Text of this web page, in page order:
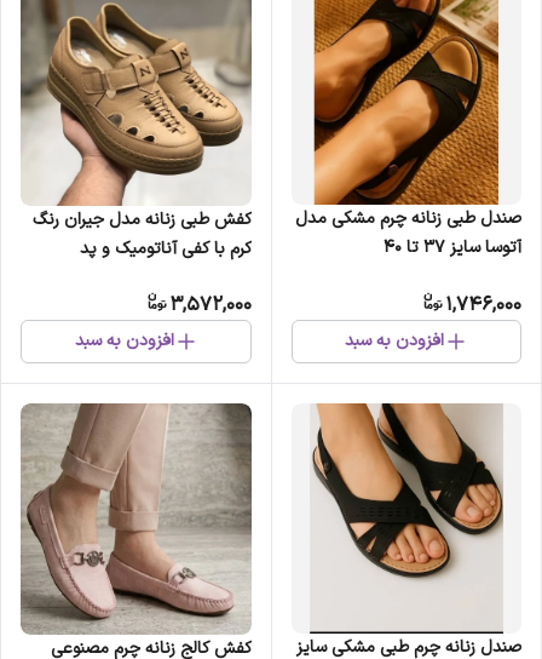
صندل طبی زنانه چرم مشکی مدل
آتوسا سایز 37 تا 40
1,746,000
افزودن به سبد
کفش طبی زنانه مدل جیران رنگ
کرم با کفی آناتومیک و پد
3,572,000
افزودن به سبد
صندل زنانه چرم طبی مشکی سایز کفش کالج زنانه چرم مصنوعی